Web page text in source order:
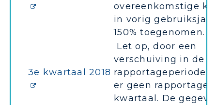
overeenkomstige
in vorig
150% toegenomen.
3e kwartaal 2018
Let op, door een
verschuiving in de
rapportageperiode
er geen rapportage
kwartaal. De